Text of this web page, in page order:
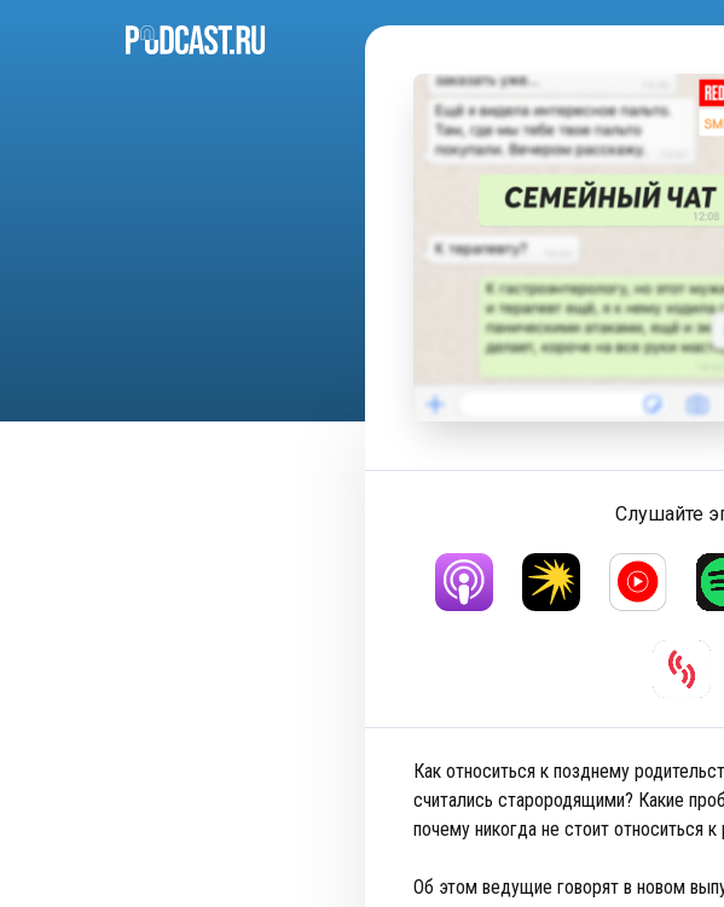
Слушайте
Как относиться к позднему
считались старородящими? Какие
почему никогда не стоит относиться
Об этом ведущие говорят в новом